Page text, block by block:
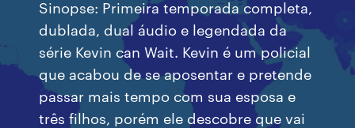
Sinopse: Primeira temporada completa,
dublada, dual áudio e legendada da
série Kevin can Wait. Kevin é um policial
que acabou de se aposentar e pretende
passar mais tempo com sua esposa e
três filhos, porém ele descobre que vai